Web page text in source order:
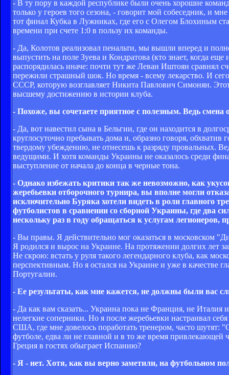
- В ту пору в каждой республике были очень хорошие
только у героев того сезона, - говорит мой собеседник, и
тот финал Кубка в Лужниках, где его с Олегом Блохиным
времени при счете 1:0 в пользу их команды.
- Да, Колотов реализовал пенальти, мы вышли вперед и
выпустить на поле Зуева и Кондратова (кто знает, когда
распорядилась иначе: почти тут же Леван Иштоян сравнял
пережили страшный шок. Но время - всему лекарство. И
СССР, которую возглавляет Никита Павлович Симонян.
высшему достижению в истории клуба.
- Похоже, вы сочетаете приятное с полезным. Ведь смена
- Да, вот навестил сына в Бельгии, где он находится в
круглосуточно пребывать дома и, образно говоря,
твердому убеждению, не отнесешь к разряду провальных.
ведущими. И хотя команды Украины не оказалось среди
выступление от начала до конца в черные тона.
- Однако избежать критики так же невозможно, как
жеребьевки отборочного турнира, вы вполне могли
исключительно Буряка хотели видеть в роли главного
футболистов в сравнении со сборной Украины, где
нескольку раз в году обращаться к услугам
- Вы правы. Я действительно мог оказаться в московском
Я родился и вырос на Украине. На протяжении долгих лет
Не скрою: встать у руля такого легендарного клуба, как
перспективным. Но я остался на Украине и уже в качестве
Португалии.
- Ее результаты, как мне кажется, не должны были вас
- Да как вам сказать... Украина пока не Франция, не
нелегкие соперники. Но я после жеребьевки настраивал
США, где мне довелось поработать тренером, часто шутят:
футболе, едва ли не главной и в то же время привлекающей
Греция в гостях обыграет Испанию?
- Я - нет. Хотя, как вы верно заметили, на футбольном